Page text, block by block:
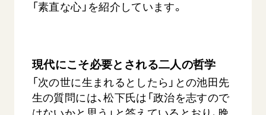
「素直な心」を紹介しています。
現代にこそ必要とされる二人の哲学
「次の世に生まれるとしたら」との池田先
生の質問には、松下氏は「政治を志すので